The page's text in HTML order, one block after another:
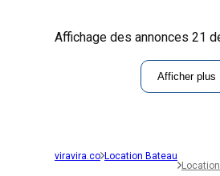
Affichage des annonces 21
Afficher plus
viravira.co Location Bateau